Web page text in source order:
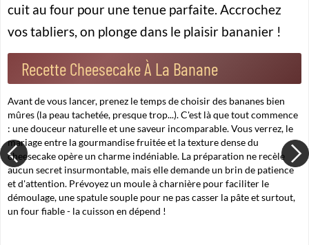
cuit au four pour une tenue parfaite. Accrochez
vos tabliers, on plonge dans le plaisir bananier !
Recette Cheesecake À La Banane
Avant de vous lancer, prenez le temps de choisir des bananes bien
mûres (la peau tachetée, presque trop...). C'est là que tout commence
: une douceur naturelle et une saveur incomparable. Vous verrez, le
mariage entre la gourmandise fruitée et la texture dense du
cheesecake opère un charme indéniable. La préparation ne recèle
aucun secret insurmontable, mais elle demande un brin de patience
et d'attention. Prévoyez un moule à charnière pour faciliter le
démoulage, une spatule souple pour ne pas casser la pâte et surtout,
un four fiable - la cuisson en dépend !